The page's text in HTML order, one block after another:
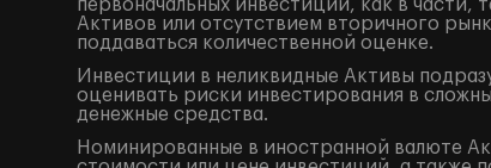
первоначальных инвестиций, как в
Активов или отсутствием вторичного
поддаваться количественной оценке.
Инвестиции в неликвидные Активы
оценивать риски инвестирования в
денежные средства.
Номинированные в иностранной валюте